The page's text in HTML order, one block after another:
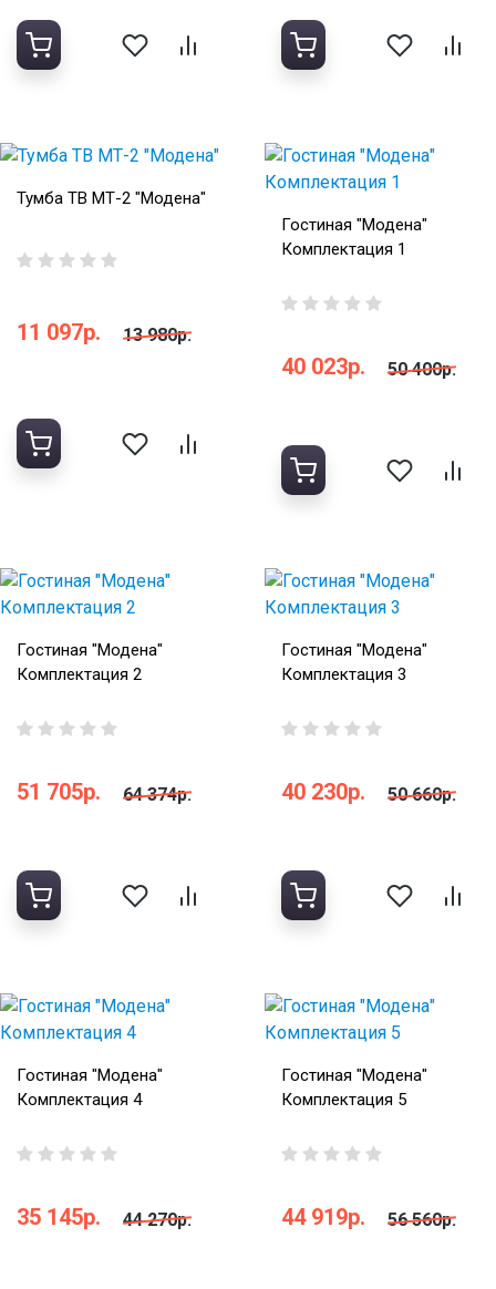
Тумба ТВ МТ-2 "Модена"
11 097р. 13 980р.
Гостиная "Модена"
Комплектация 1
40 023р. 50 400р.
Гостиная "Модена"
Комплектация 2
51 705р. 64 374р.
Гостиная "Модена"
Комплектация 3
40 230р. 50 660р.
Гостиная "Модена"
Комплектация 4
35 145р. 44 270р.
Гостиная "Модена"
Комплектация 5
44 919р. 56 560р.